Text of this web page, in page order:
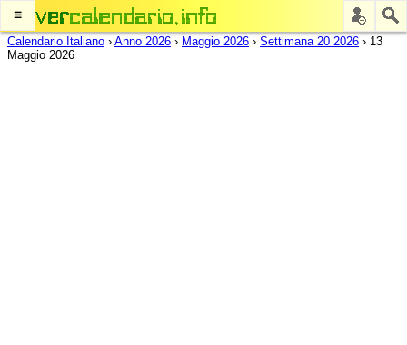
≡
Calendario Italiano › Anno 2026 › Maggio 2026 › Settimana 20 2026 › 13
Maggio 2026